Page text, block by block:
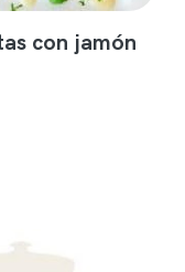
con jamón